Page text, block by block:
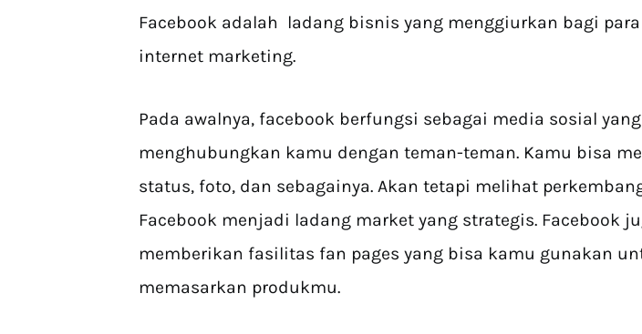
Facebook adalah ladang bisnis yang menggiurkan bagi
internet marketing.
Pada awalnya, facebook berfungsi sebagai media sosial yang
menghubungkan kamu dengan teman-teman. Kamu bisa
status, foto, dan sebagainya. Akan tetapi melihat
Facebook menjadi ladang market yang strategis. Facebook
memberikan fasilitas fan pages yang bisa kamu gunakan
memasarkan produkmu.